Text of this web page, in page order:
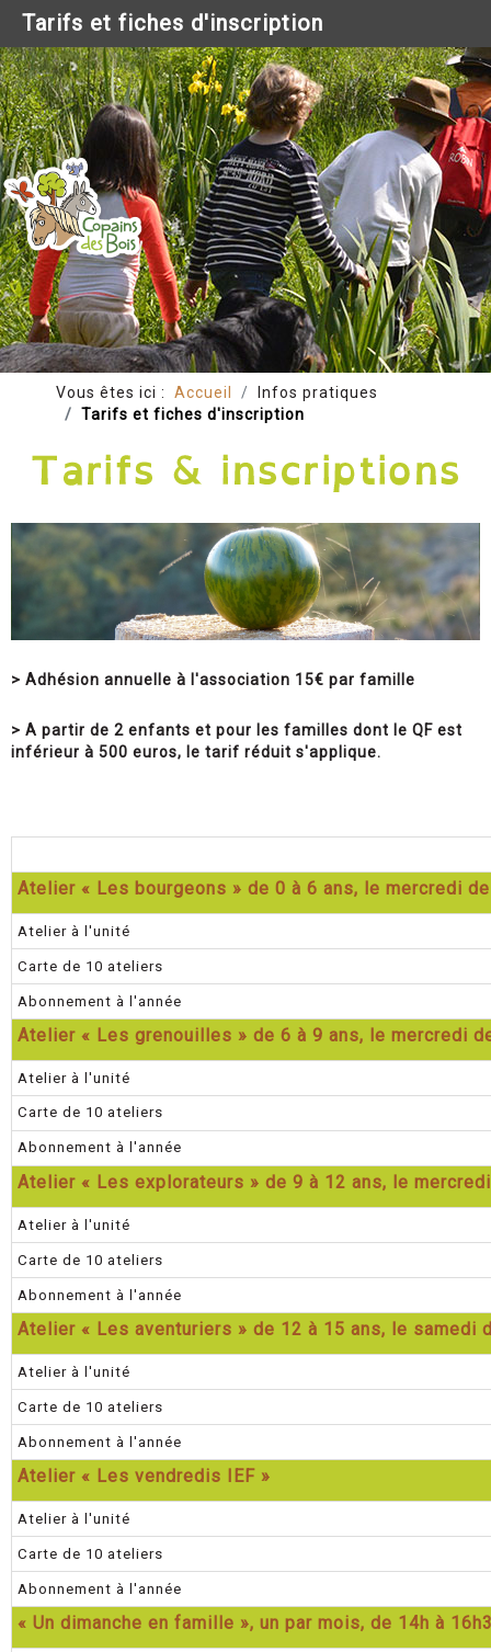
Vous êtes ici : Accueil
Infos pratiques
Tarifs et fiches d'inscription
> Adhésion annuelle à l'association 15€ par famille
> A partir de 2 enfants et pour les familles dont le QF est
inférieur à 500 euros, le tarif réduit s'applique.
Atelier « Les bourgeons » de 0 à 6 ans, le mercredi
Atelier à l'unité
Carte de 10 ateliers
Abonnement à l'année
Atelier « Les grenouilles » de 6 à 9 ans, le mercredi
Atelier à l'unité
Carte de 10 ateliers
Abonnement à l'année
Atelier « Les explorateurs » de 9 à 12 ans, le
Atelier à l'unité
Carte de 10 ateliers
Abonnement à l'année
Atelier « Les aventuriers » de 12 à 15 ans, le samedi
Atelier à l'unité
Carte de 10 ateliers
Abonnement à l'année
Atelier « Les vendredis IEF »
Atelier à l'unité
Carte de 10 ateliers
Abonnement à l'année
« Un dimanche en famille », un par mois, de 14h à
Tarifs et fiches d'inscription